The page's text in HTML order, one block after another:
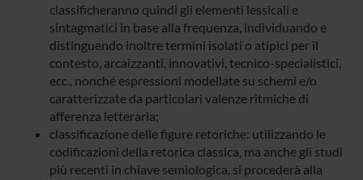
classificheranno quindi gli elementi lessicali e
sintagmatici in base alla frequenza, individuando e
distinguendo inoltre termini isolati o atipici per il
contesto, arcaizzanti, innovativi, tecnico-specialistici,
ecc., nonché espressioni modellate su schemi e/o
caratterizzate da particolari valenze ritmiche di
afferenza letteraria;
classificazione delle figure retoriche: utilizzando le
codificazioni della retorica classica, ma anche gli studi
più recenti in chiave semiologica, si procederà alla